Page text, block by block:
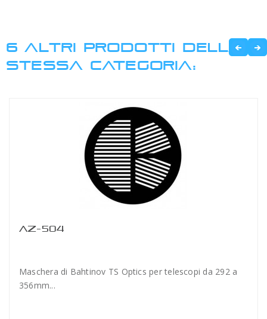
6 ALTRI PRODOTTI DELLA
STESSA CATEGORIA:
AZ-504
Maschera di Bahtinov TS Optics per telescopi da 292 a
356mm...